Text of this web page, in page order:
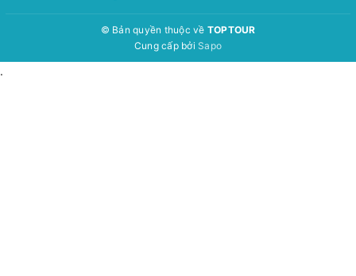
© Bản quyền thuộc về TOPTOUR
Cung cấp bởi Sapo
.